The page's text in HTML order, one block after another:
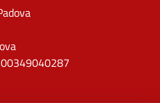
00349040287